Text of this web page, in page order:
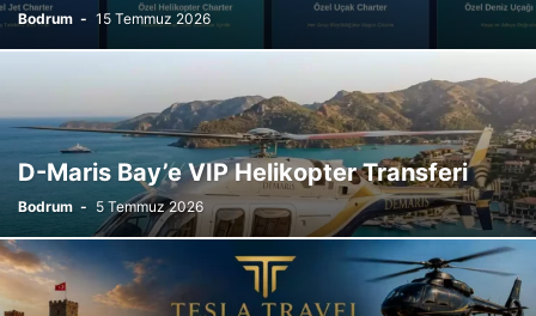
Bodrum - 15 Temmuz 2026
D-Maris Bay’e VIP Helikopter Transferi
Bodrum - 5 Temmuz 2026